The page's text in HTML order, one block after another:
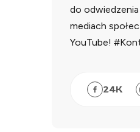
do
mediach
YouTube!
24K